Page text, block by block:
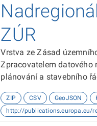
ZÚR
Vrstva ze Zásad
Zpracovatelem datového
plánování a stavebního
ZIP CSV GeoJSON
http://publications.europa.eu/